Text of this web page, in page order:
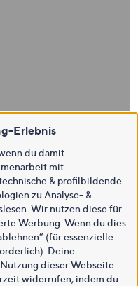
Erlebnis
du damit
mit
& profilbildende
zu Analyse- &
Wir nutzen diese für
Werbung. Wenn du dies
(für essenzielle
Deine
dieser Webseite
widerrufen, indem du